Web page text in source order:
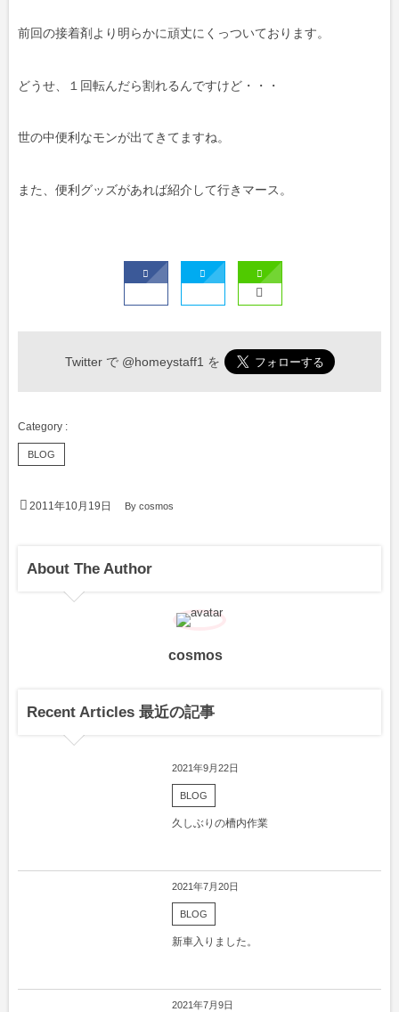
前回の接着剤より明らかに頑丈にくっついております。
どうせ、１回転んだら割れるんですけど・・・
世の中便利なモンが出てきてますね。
また、便利グッズがあれば紹介して行きマース。
Twitter で @homeystaff1 を
BLOG
2011年10月19日 Bycosmos
About The Author
cosmos
Recent Articles 最近の記事
2021年9月22日
BLOG
久しぶりの槽内作業
2021年7月20日
BLOG
新車入りました。
2021年7月9日